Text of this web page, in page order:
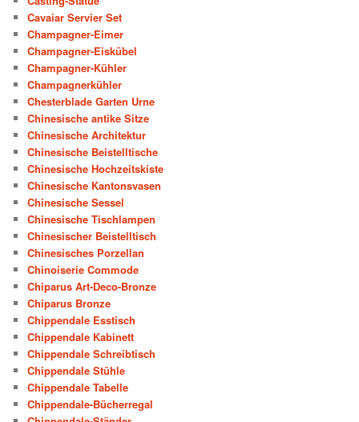
Cavaiar Servier Set
Champagner-Eimer
Champagner-Eiskübel
Champagner-Kühler
Champagnerkühler
Chesterblade Garten Urne
Chinesische antike Sitze
Chinesische Architektur
Chinesische Beistelltische
Chinesische Hochzeitskiste
Chinesische Kantonsvasen
Chinesische Sessel
Chinesische Tischlampen
Chinesischer Beistelltisch
Chinesisches Porzellan
Chinoiserie Commode
Chiparus Art-Deco-Bronze
Chiparus Bronze
Chippendale Esstisch
Chippendale Kabinett
Chippendale Schreibtisch
Chippendale Stühle
Chippendale Tabelle
Chippendale-Bücherregal